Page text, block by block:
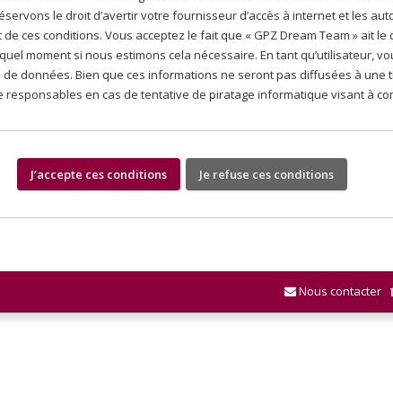
le droit d’avertir votre fournisseur d’accès à internet et les
ces conditions. Vous acceptez le fait que « GPZ Dream Team » ait
moment si nous estimons cela nécessaire. En tant qu’utilisateur,
données. Bien que ces informations ne seront pas diffusées à une
responsables en cas de tentative de piratage informatique visant à
Nous contacter